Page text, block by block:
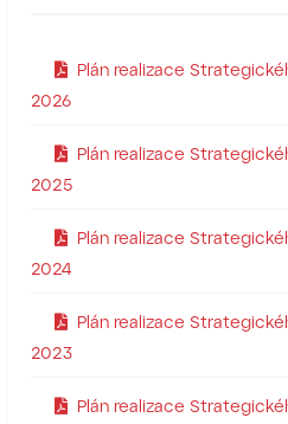
Plán realizace
2026
Plán realizace
2025
Plán realizace
2024
Plán realizace
2023
Plán realizace